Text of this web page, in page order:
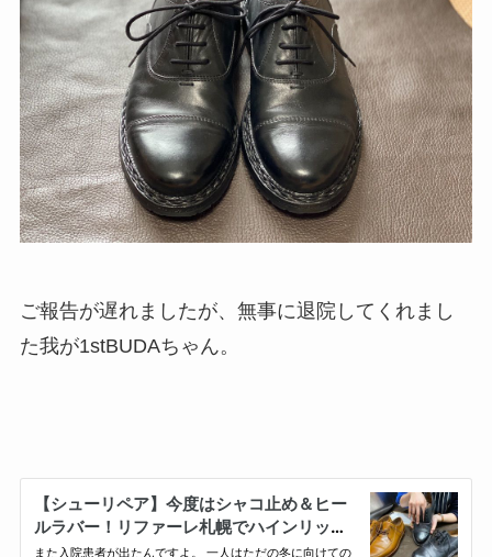
ご報告が遅れましたが、無事に退院してくれまし
た我が1stBUDAちゃん。